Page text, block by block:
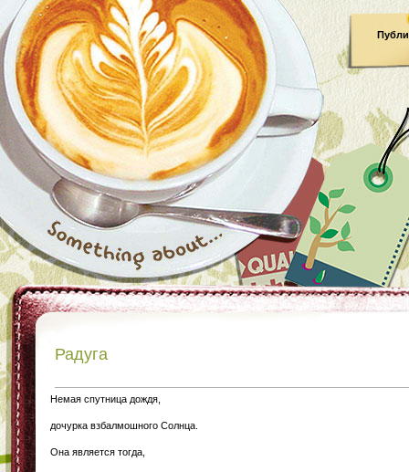
Радуга
Немая спутница дождя,
дочурка взбалмошного Солнца.
Она является тогда,